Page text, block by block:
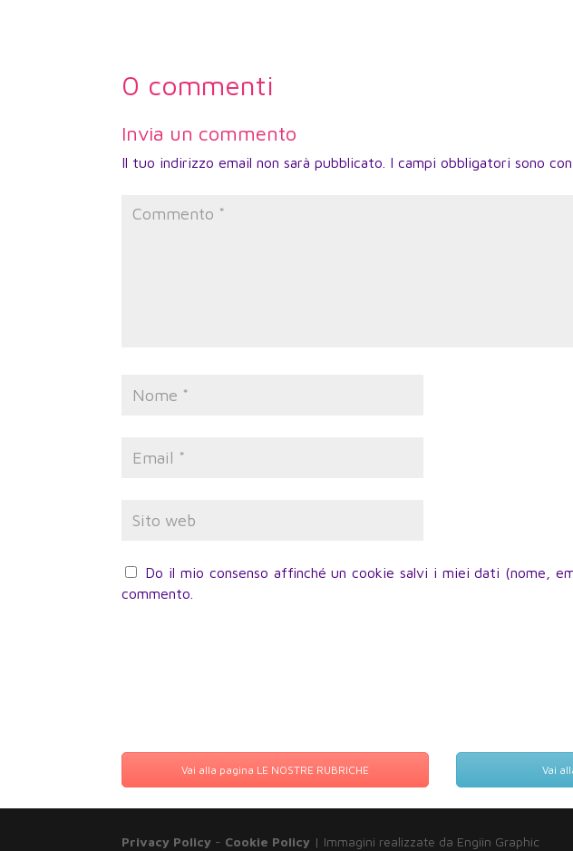
0 commenti
Invia un commento
Il tuo indirizzo email non sarà pubblicato. I campi obbligatori sono
Do il mio consenso affinché un cookie salvi i miei dati (nome,
commento.
Vai alla pagina LE NOSTRE RUBRICHE Vai
Privacy Policy - Cookie Policy | Immagini realizzate da Engiin Graphic